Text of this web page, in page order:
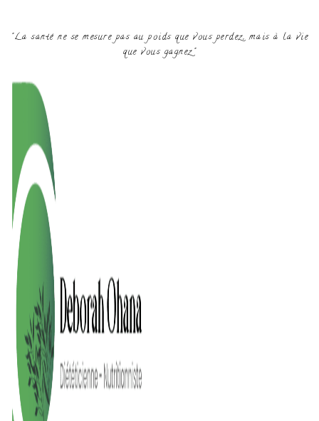
"La santé ne se mesure pas au poids que vous perdez, mais à la vie
que vous gagnez"